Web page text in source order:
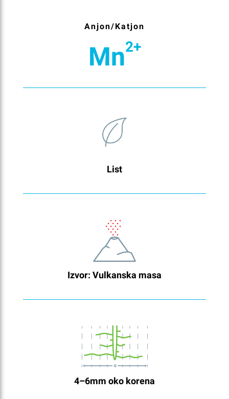
Anjon/Katjon
Mn2+
List
Izvor: Vulkanska masa
4–6mm oko korena